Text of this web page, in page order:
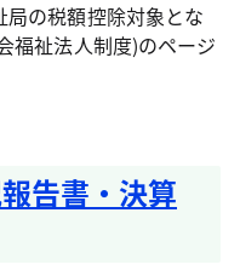
の税額控除対象とな
福祉法人制度)のページ
告書・決算